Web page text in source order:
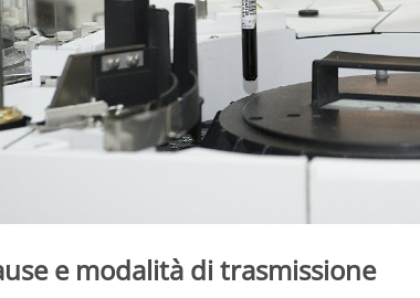
e modalità di trasmissione